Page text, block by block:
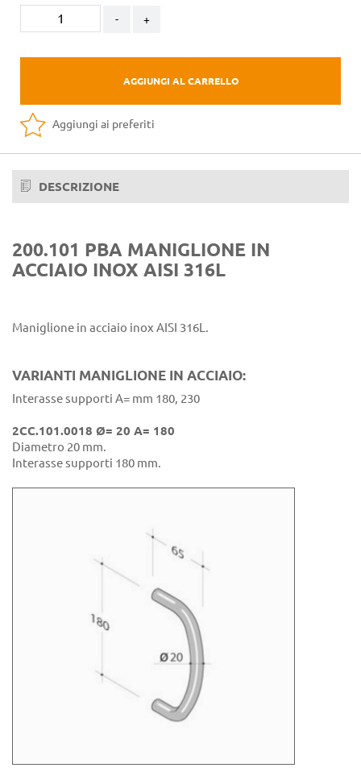
- +
AGGIUNGI AL CARRELLO
Aggiungi ai preferiti
DESCRIZIONE
200.101 PBA MANIGLIONE IN
ACCIAIO INOX AISI 316L
Maniglione in acciaio inox AISI 316L.
VARIANTI MANIGLIONE IN ACCIAIO:
Interasse supporti A= mm 180, 230
2CC.101.0018 Ø= 20 A= 180
Diametro 20 mm.
Interasse supporti 180 mm.